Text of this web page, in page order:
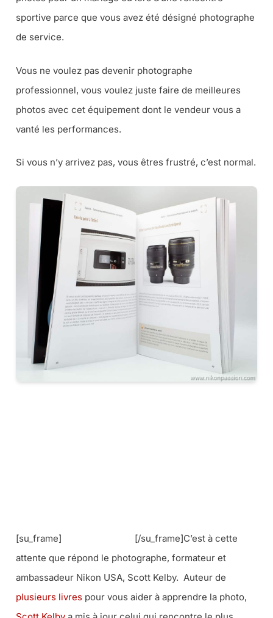
sportive parce que vous avez été désigné photographe
de service.
Vous ne voulez pas devenir photographe
professionnel, vous voulez juste faire de meilleures
photos avec cet équipement dont le vendeur vous a
vanté les performances.
Si vous n’y arrivez pas, vous êtres frustré, c’est normal.
[su_frame]
[/su_frame]C’est à cette
attente que répond le photographe, formateur et
ambassadeur Nikon USA, Scott Kelby. Auteur de
plusieurs livres pour vous aider à apprendre la photo,